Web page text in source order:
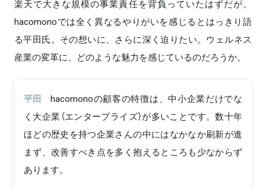
楽天で大きな規模の事業責任を背負っていたはずだが、
hacomonoでは全く異なるやりがいを感じるとはっきり語
る平田氏。その想いに、さらに深く迫りたい。ウェルネス
産業の変革に、どのような魅力を感じているのだろうか。
平田
hacomonoの顧客の特徴は、中小企業だけでな
く大企業（エンタープライズ）が多いことです。数十年
ほどの歴史を持つ企業さんの中にはなかなか刷新が進
まず、改善すべき点を多く抱えるところも少なからず
あります。